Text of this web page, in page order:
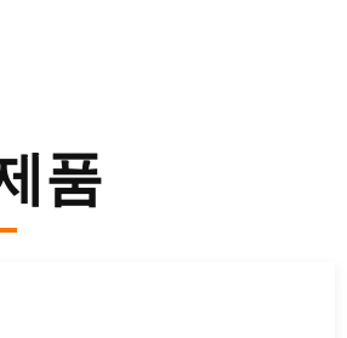
품